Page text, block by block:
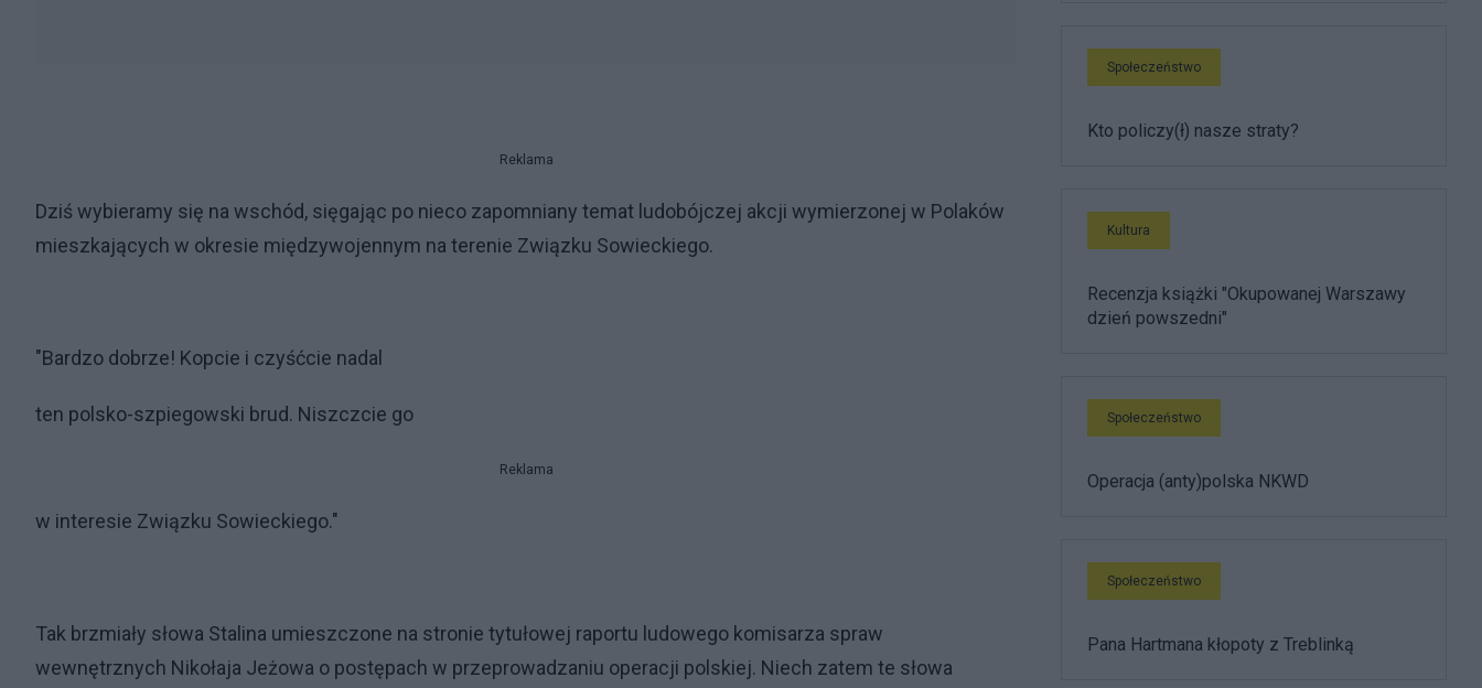
Reklama
Dziś wybieramy się na wschód, sięgając po nieco zapomniany temat ludobójczej akcji wymierzonej w Polaków
mieszkających w okresie międzywojennym na terenie Związku Sowieckiego.
"Bardzo dobrze! Kopcie i czyśćcie nadal
ten polsko-szpiegowski brud. Niszczcie go
Reklama
w interesie Związku Sowieckiego."
Tak brzmiały słowa Stalina umieszczone na stronie tytułowej raportu ludowego komisarza spraw
wewnętrznych Nikołaja Jeżowa o postępach w przeprowadzaniu operacji polskiej. Niech zatem te słowa
Społeczeństwo
Kto policzy(ł) nasze straty?
Kultura
Recenzja książki "Okupowanej Warszawy
dzień powszedni"
Społeczeństwo
Operacja (anty)polska NKWD
Społeczeństwo
Pana Hartmana kłopoty z Treblinką